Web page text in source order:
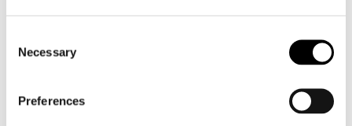
Selection
Necessary
Preferences
Valencia, casa en la pineda